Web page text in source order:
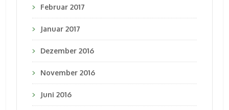
Februar 2017
Januar 2017
Dezember 2016
November 2016
Juni 2016